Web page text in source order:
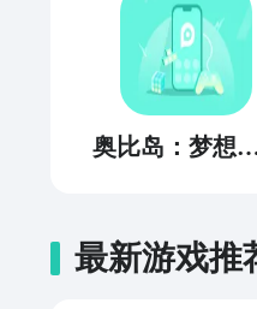
奥比岛：梦
最新游戏推